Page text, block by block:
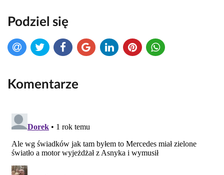
Podziel się
Komentarze